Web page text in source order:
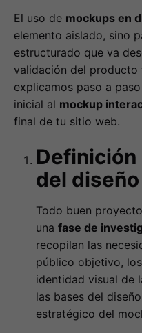
El uso de mockups en
elemento aislado, sino
estructurado que va
validación del
explicamos paso a
inicial al mockup
final de tu sitio web.
del
Todo buen
una fase de
recopilan las
público objetivo,
identidad visual de
las bases del
estratégico del